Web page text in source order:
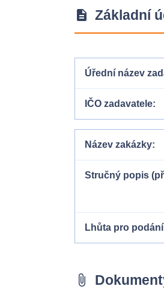
description Základní
Úřední název
IČO zadavatele
Název zakázky
Stručný popis
Lhůta pro
attach_file